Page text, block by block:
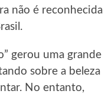
não é reconhecida
gerou uma grande
sobre a beleza
No entanto,